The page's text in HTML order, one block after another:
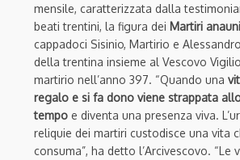
mensile, caratterizzata dalla
beati trentini, la figura dei Martiri
cappadoci Sisinio, Martirio e
della trentina insieme al Vescovo
martirio nell’anno 397. “Quando una
regalo e si fa dono viene strappata
tempo e diventa una presenza viva.
reliquie dei martiri custodisce una vita
consuma”, ha detto l’Arcivescovo. “Le